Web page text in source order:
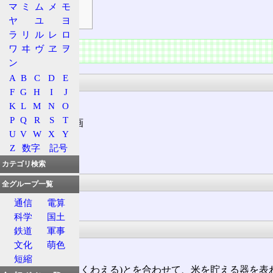
情報
漢字
部首
: 田 + 8画
総画: 13画
解字: ⿰甾宁
意義
米を貯える器。
字源
会意形声。
𠙹(ほとぎ)と宁(たくわえる)とを合わせて、米を貯える器を表
マ ミ ム メ
モ
ヤ
ユ
ヨ
ラ
リ ル レ ロ
ワ ヰ ヴ ヱ
ヲ
ン
A B C D
E
F G H I
J
K L M N
O
P Q R S
T
U V W X
Y
Z
数字 記号
カテゴリ検索
全グループ一覧
通信
電算
科学
国土
鉄道
軍事
文化
萌色
短縮